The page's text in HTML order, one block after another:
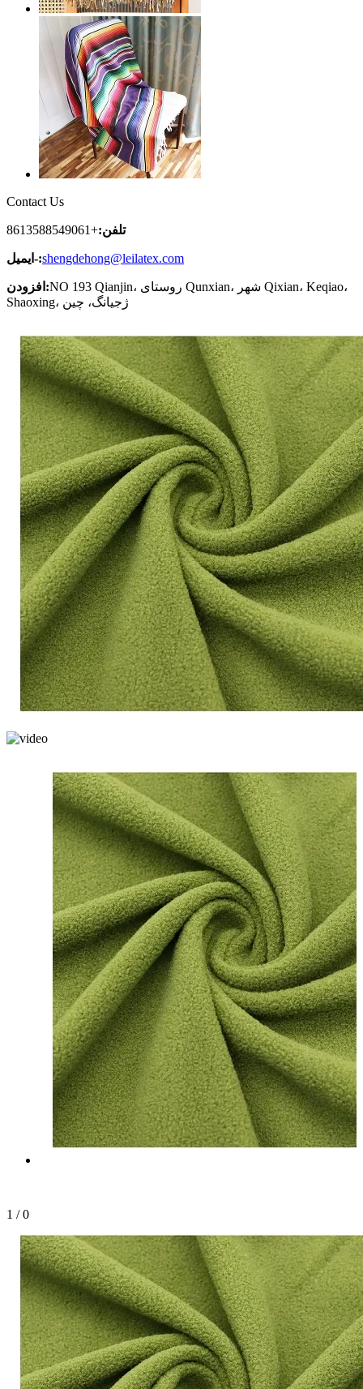
Contact Us
تلفن:+8613588549061
ایمیل-:shengdehong@leilatex.com
افزودن:NO 193 Qianjin، روستای Qunxian، شهر Qixian، Keqiao،
Shaoxing، ژجیانگ، چین
1 / 0